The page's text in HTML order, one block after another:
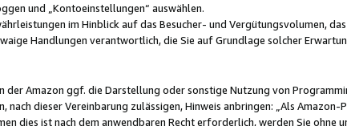
und „Kontoeinstellungen“ auswählen.
im Hinblick auf das Besucher- und Vergütungsvolumen,
Handlungen verantwortlich, die Sie auf Grundlage solcher
der Amazon ggf. die Darstellung oder sonstige Nutzung von
dieser Vereinbarung zulässigen, Hinweis anbringen: „Als
dies ist nach dem anwendbaren Recht erforderlich, werden Sie ohne